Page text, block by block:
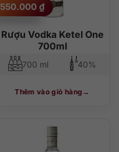
Rượu Vodka Ketel One
700ml
550.000 ₫
700 ml 40%
Thêm vào giỏ hàng